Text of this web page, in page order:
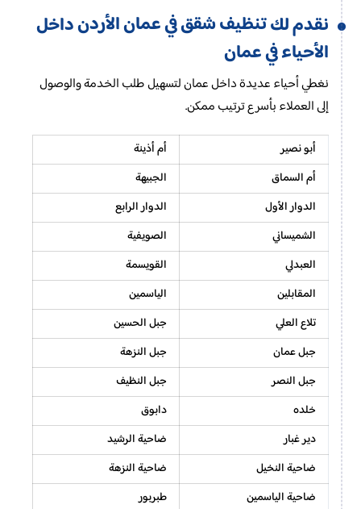
نقدم لكتنظيف شقق في عمان الأردنداخل
الأحياء في عمان
نغطي أحياء عديدة داخل عمان لتسهيل طلب الخدمة والوصول
إلى العملاء بأسرع ترتيب ممكن.
أبو نصير
أم أذينة
أم السماق
الجبيهة
الدوار الأول
الدوار الرابع
الشميساني
الصويفية
العبدلي
القويسمة
المقابلين
الياسمين
تلاع العلي
جبل الحسين
جبل عمان
جبل النزهة
جبل النصر
جبل النظيف
خلده
دابوق
دير غبار
ضاحية الرشيد
ضاحية النخيل
ضاحية النزهة
ضاحية الياسمين
طبربور